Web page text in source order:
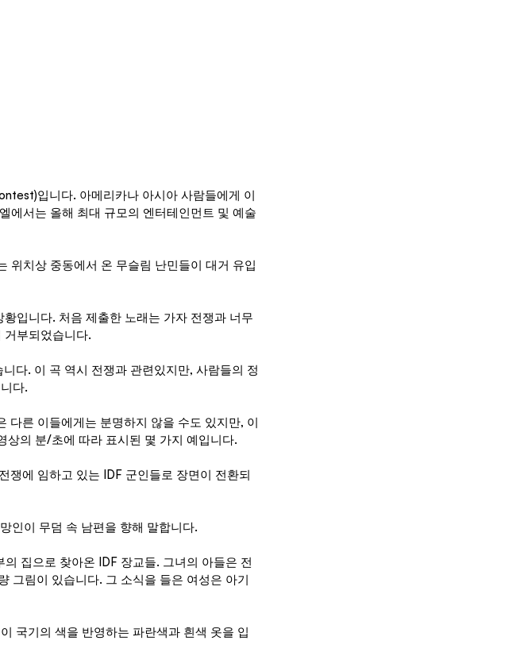
입니다. 아메리카나 아시아 사람들에게 이
에서는 올해 최대 규모의 엔터테인먼트 및 예술
위치상 중동에서 온 무슬림 난민들이 대거 유입
입니다. 처음 제출한 노래는 가자 전쟁과 너무
거부되었습니다.
다. 이 곡 역시 전쟁과 관련있지만, 사람들의 정
다.
다른 이들에게는 분명하지 않을 수도 있지만, 이
상의 분/초에 따라 표시된 몇 가지 예입니다.
쟁에 임하고 있는 IDF 군인들로 장면이 전환되
인이 무덤 속 남편을 향해 말합니다.
집으로 찾아온 IDF 장교들. 그녀의 아들은 전
그림이 있습니다. 그 소식을 들은 여성은 아기
국기의 색을 반영하는 파란색과 흰색 옷을 입